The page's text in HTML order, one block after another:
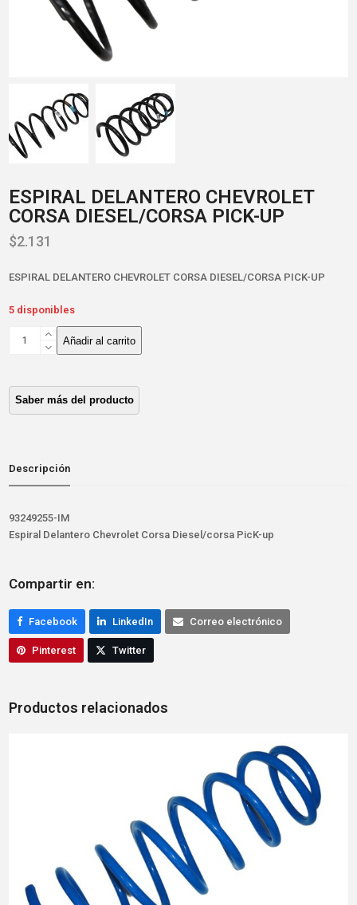
ESPIRAL DELANTERO CHEVROLET
CORSA DIESEL/CORSA PICK-UP
$2.131
ESPIRAL DELANTERO CHEVROLET CORSA DIESEL/CORSA PICK-UP
5 disponibles
ESPIRAL
DELANTERO
CORSA
DIESEL/CORSA
PICK-
Añadir al carrito
Descripción
93249255-IM
Espiral Delantero Chevrolet Corsa Diesel/corsa PicK-up
Compartir en:
Facebook LinkedIn Correo electrónico
Pinterest Twitter
Productos relacionados